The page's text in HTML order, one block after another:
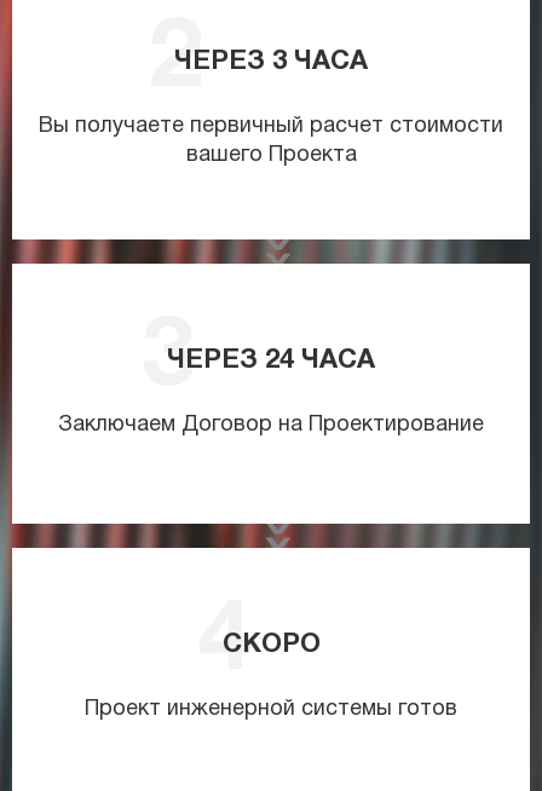
ЧЕРЕЗ 3 ЧАСА
Вы получаете первичный расчет стоимости
вашего Проекта
ЧЕРЕЗ 24 ЧАСА
Заключаем Договор на Проектирование
СКОРО
Проект инженерной системы готов